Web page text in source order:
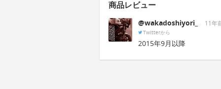
商品レビュー
@wakadoshiyori_ 11年
Twitterから
2015年9月以降